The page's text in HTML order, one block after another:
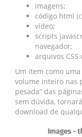
imagens;
código html
vídeo;
scripts
navegador;
arquivos
Um item como
volume inteiro nas
pesada” das
sem dúvida,
download de